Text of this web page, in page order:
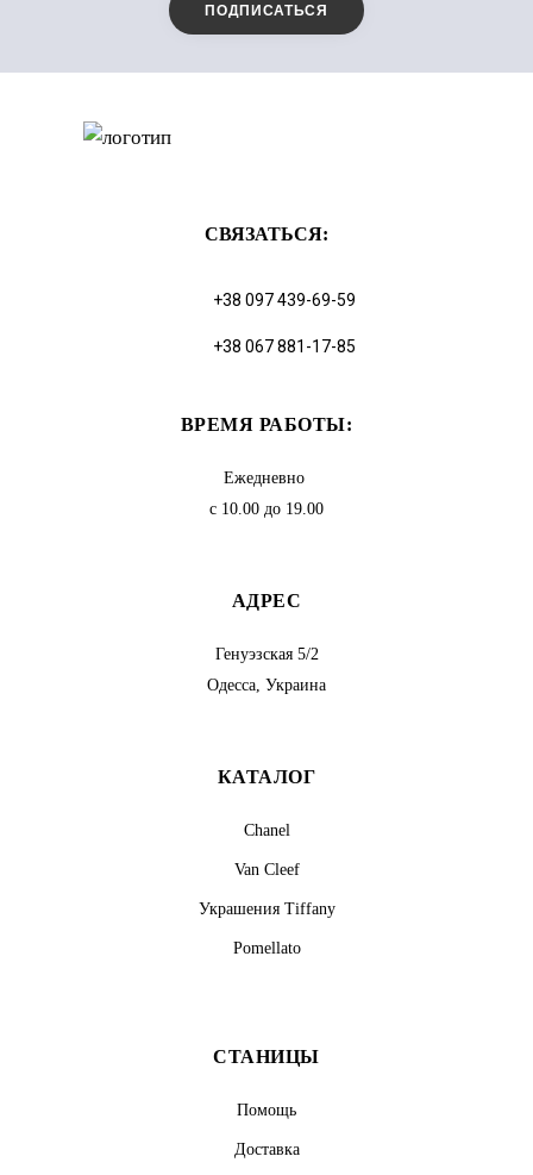
СВЯЗАТЬСЯ:
+38 097 439-69-59
+38 067 881-17-85
ВРЕМЯ РАБОТЫ:
Ежедневно
с 10.00 до 19.00
АДРЕС
Генуэзская 5/2
Одесса, Украина
КАТАЛОГ
Chanel
Van Cleef
Украшения Tiffany
Pomellato
СТАНИЦЫ
Помощь
Доставка